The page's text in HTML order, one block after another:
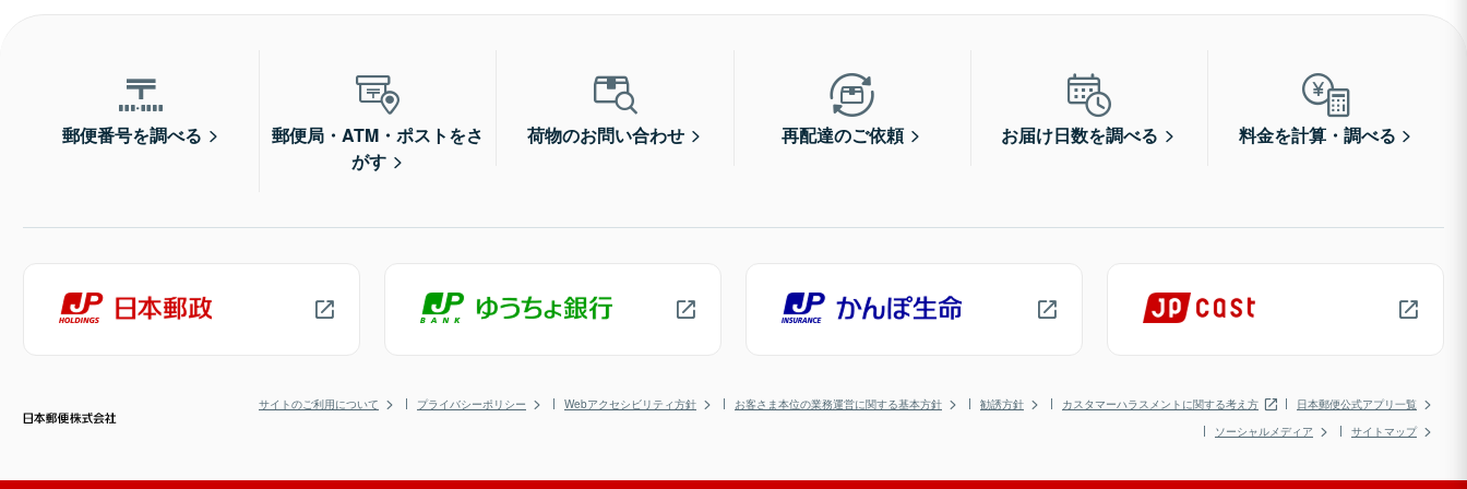
郵便番号を調べる
郵便局・ATM・ポストをさ
がす
荷物のお問い合わせ 再配達のご依頼 お届け日数を調べる 料金を計算・調べる
サイトのご利用について プライバシーポリシー Webアクセシビリティ方針 お客さま本位の業務運営に関する基本方針 勧誘方針 カスタマーハラスメントに関する考え方
日本郵便公式アプリ一覧
ソーシャルメディア
サイトマップ